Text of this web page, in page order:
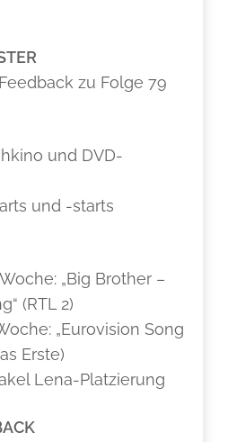
zu Folge 79
und DVD-
und -starts
„Big Brother –
(RTL 2)
„Eurovision Song
Erste)
Lena-Platzierung